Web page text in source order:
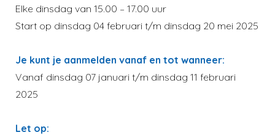
Elke dinsdag van 15.00 – 17.00 uur
Start op dinsdag 04 februari t/m dinsdag 20 mei 2025
Je kunt je aanmelden vanaf en tot wanneer:
Vanaf dinsdag 07 januari t/m dinsdag 11 februari
2025
Let op: